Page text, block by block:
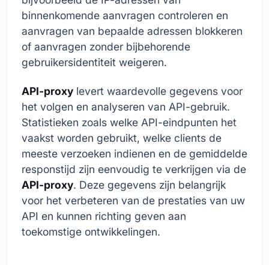
binnenkomende aanvragen controleren en
aanvragen van bepaalde adressen blokkeren
of aanvragen zonder bijbehorende
gebruikersidentiteit weigeren.
API-proxy levert waardevolle gegevens voor
het volgen en analyseren van API-gebruik.
Statistieken zoals welke API-eindpunten het
vaakst worden gebruikt, welke clients de
meeste verzoeken indienen en de gemiddelde
responstijd zijn eenvoudig te verkrijgen via de
API-proxy. Deze gegevens zijn belangrijk
voor het verbeteren van de prestaties van uw
API en kunnen richting geven aan
toekomstige ontwikkelingen.